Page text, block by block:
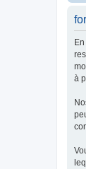
à